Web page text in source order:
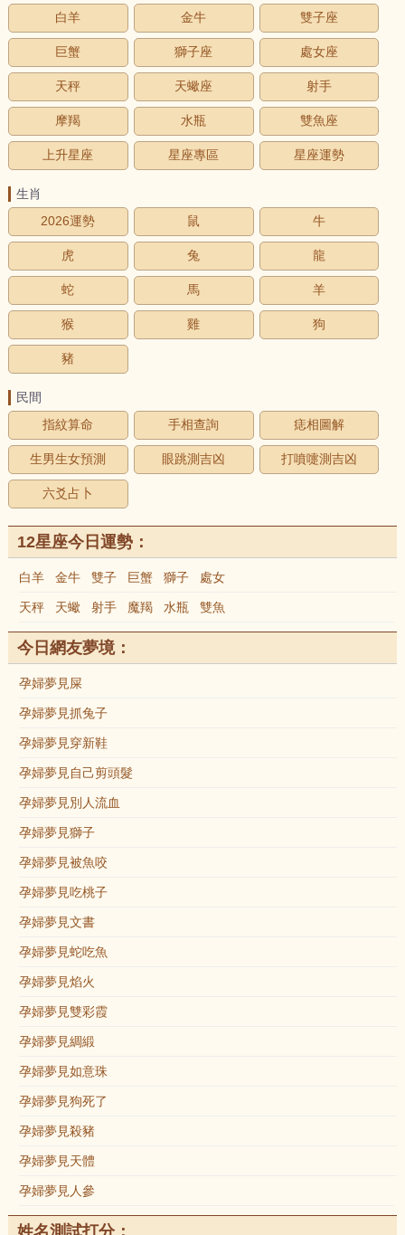
白羊
金牛 雙子座
巨蟹 獅子座 處女座
天秤 天蠍座 射手
摩羯 水瓶 雙魚座
上升星座 星座專區 星座運勢
生肖
2026運勢
鼠 牛
虎 兔 龍
蛇 馬 羊
猴 雞 狗
豬
民間
指紋算命
手相查詢 痣相圖解
生男生女預測 眼跳測吉凶 打噴嚏測吉凶
六爻占卜
12星座今日運勢：
白羊 金牛 雙子 巨蟹 獅子 處女
天秤 天蠍 射手 魔羯 水瓶 雙魚
今日網友夢境：
孕婦夢見屎
孕婦夢見抓兔子
孕婦夢見穿新鞋
孕婦夢見自己剪頭髮
孕婦夢見別人流血
孕婦夢見獅子
孕婦夢見被魚咬
孕婦夢見吃桃子
孕婦夢見文書
孕婦夢見蛇吃魚
孕婦夢見焰火
孕婦夢見雙彩霞
孕婦夢見綢緞
孕婦夢見如意珠
孕婦夢見狗死了
孕婦夢見殺豬
孕婦夢見天體
孕婦夢見人參
姓名測試打分：